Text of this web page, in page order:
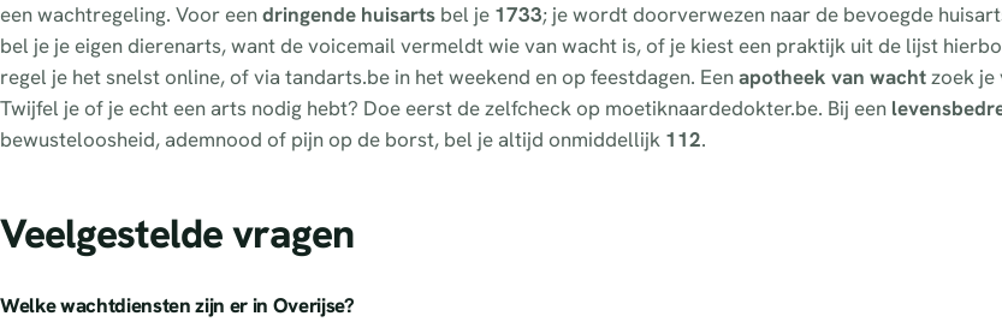
een wachtregeling. Voor eendringende huisarts bel je 1733; je wordt doorverwezen naar de bevoegde
bel je je eigen dierenarts, want de voicemail vermeldt wie van wacht is, of je kiest een praktijk uit de lijst
regel je het snelst online, of via tandarts.be in het weekend en op feestdagen. Eenapotheek van wachtzoek je
Twijfel je of je echt een arts nodig hebt? Doe eerst de zelfcheck op moetiknaardedokter.be. Bij een
bewusteloosheid, ademnood of pijn op de borst, bel je altijd onmiddellijk 112.
Veelgestelde vragen
Welke wachtdiensten zijn er in Overijse?